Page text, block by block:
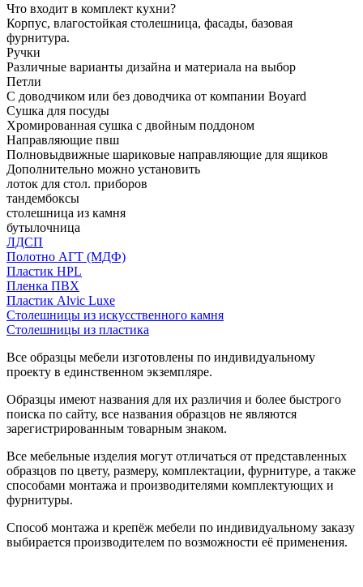
Что входит в комплект кухни?
Корпус, влагостойкая столешница, фасады, базовая
фурнитура.
Ручки
Различные варианты дизайна и материала на выбор
Петли
С доводчиком или без доводчика от компании Boyard
Сушка для посуды
Хромированная сушка с двойным поддоном
Направляющие пвш
Полновыдвижные шариковые направляющие для ящиков
Дополнительно можно установить
лоток для стол. приборов
тандембоксы
столешница из камня
бутылочница
ЛДСП
Полотно АГТ (МДФ)
Пластик HPL
Пленка ПВХ
Пластик Alvic Luxe
Столешницы из искусственного камня
Столешницы из пластика
Все образцы мебели изготовлены по индивидуальному
проекту в единственном экземпляре.
Образцы имеют названия для их различия и более быстрого
поиска по сайту, все названия образцов не являются
зарегистрированным товарным знаком.
Все мебельные изделия могут отличаться от представленных
образцов по цвету, размеру, комплектации, фурнитуре, а также
способами монтажа и производителями комплектующих и
фурнитуры.
Способ монтажа и крепёж мебели по индивидуальному заказу
выбирается производителем по возможности её применения.